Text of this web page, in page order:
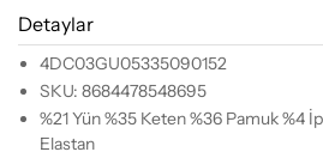
Detaylar
4DC03GU05335090152
SKU: 8684478548695
%21 Yün %35 Keten %36 Pamuk %4
Elastan